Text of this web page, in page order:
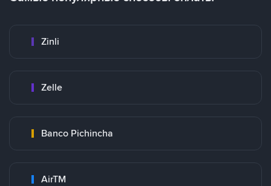
Zinli
Zelle
Banco Pichincha
AirTM